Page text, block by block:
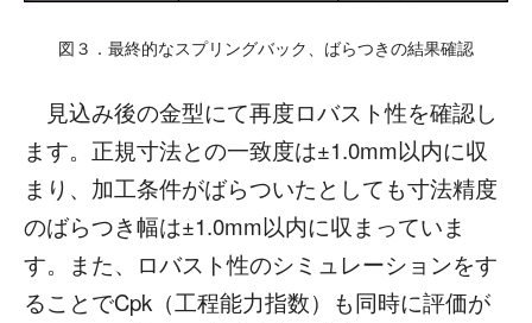
図３．最終的なスプリングバック、ばらつきの結果確認
見込み後の金型にて再度ロバスト性を確認し
ます。正規寸法との一致度は±1.0mm以内に収
まり、加工条件がばらついたとしても寸法精度
のばらつき幅は±1.0mm以内に収まっていま
す。また、ロバスト性のシミュレーションをす
ることでCpk（工程能力指数）も同時に評価が